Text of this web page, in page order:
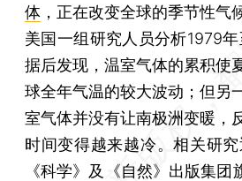
体 ，正在改变全球的季节性气
美国一组研究人员分析1979
据后发现，温室气体的累积使
球全年气温的较大波动；但另
室气体并没有让南极洲变暖，
时间变得越来越冷。相关研
《科学》及《自然》出版集